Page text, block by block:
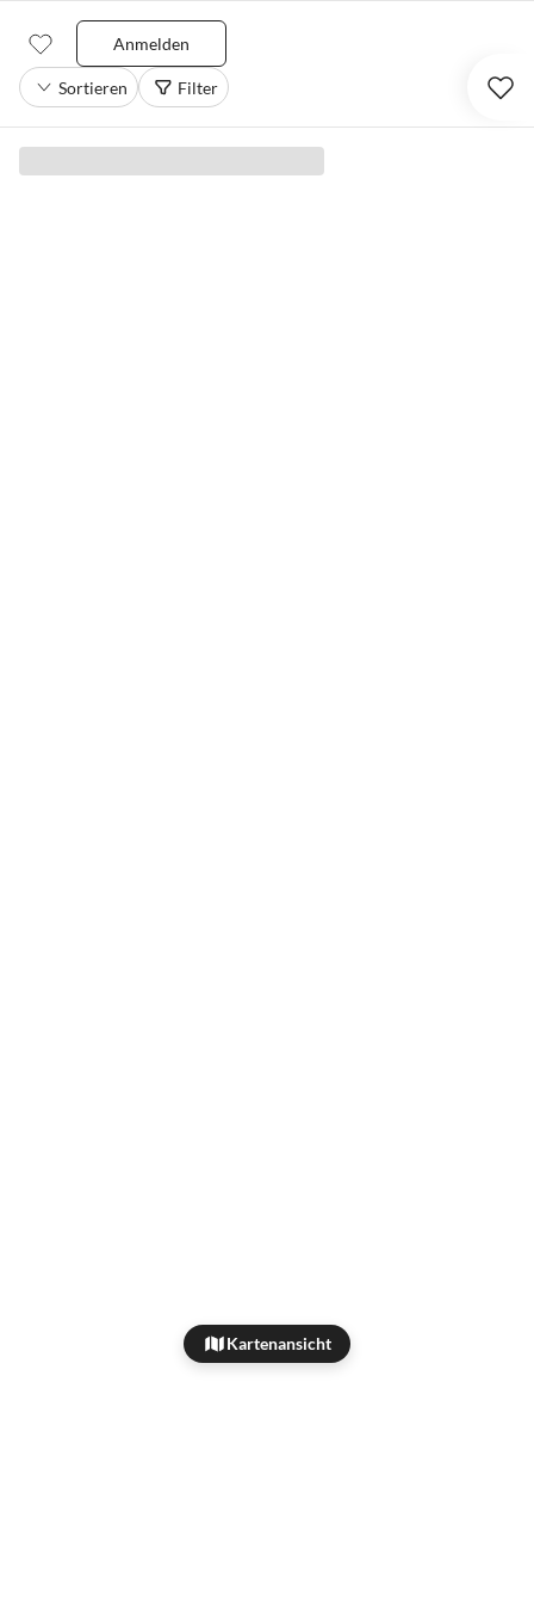
Anmelden
Sortieren Filter
Kartenansicht